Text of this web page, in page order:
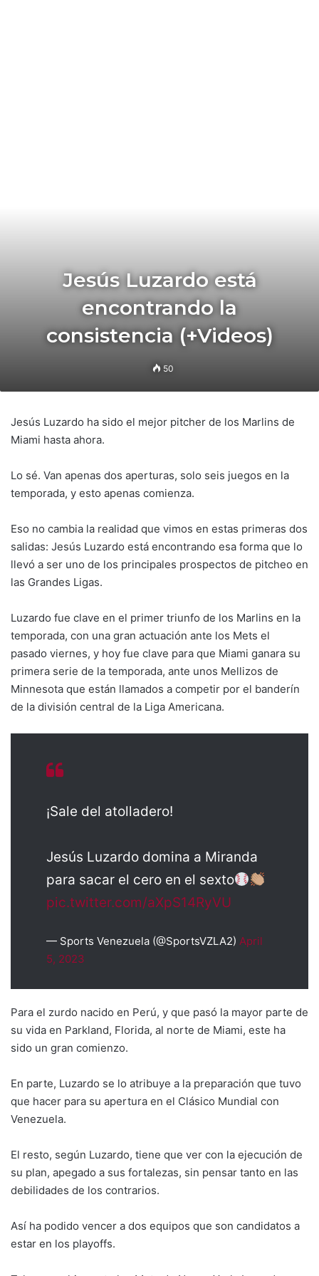
Jesús Luzardo está
encontrando la
consistencia (+Videos)
50
Jesús Luzardo ha sido el mejor pitcher de los Marlins de
Miami hasta ahora.
Lo sé. Van apenas dos aperturas, solo seis juegos en la
temporada, y esto apenas comienza.
Eso no cambia la realidad que vimos en estas primeras dos
salidas: Jesús Luzardo está encontrando esa forma que lo
llevó a ser uno de los principales prospectos de pitcheo en
las Grandes Ligas.
Luzardo fue clave en el primer triunfo de los Marlins en la
temporada, con una gran actuación ante los Mets el
pasado viernes, y hoy fue clave para que Miami ganara su
primera serie de la temporada, ante unos Mellizos de
Minnesota que están llamados a competir por el banderín
de la división central de la Liga Americana.
¡Sale del atolladero!
Jesús Luzardo domina a Miranda
para sacar el cero en el sexto
pic.twitter.com/aXpS14RyVU
— Sports Venezuela (@SportsVZLA2) April
5, 2023
Para el zurdo nacido en Perú, y que pasó la mayor parte de
su vida en Parkland, Florida, al norte de Miami, este ha
sido un gran comienzo.
En parte, Luzardo se lo atribuye a la preparación que tuvo
que hacer para su apertura en el Clásico Mundial con
Venezuela.
El resto, según Luzardo, tiene que ver con la ejecución de
su plan, apegado a sus fortalezas, sin pensar tanto en las
debilidades de los contrarios.
Así ha podido vencer a dos equipos que son candidatos a
estar en los playoffs.